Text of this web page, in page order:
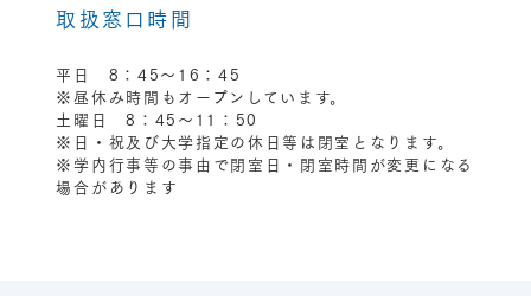
取扱窓口時間
平日 8：45〜16：45
※昼休み時間もオープンしています。
土曜日 8：45〜11：50
※日・祝及び大学指定の休日等は閉室となります。
※学内行事等の事由で閉室日・閉室時間が変更になる
場合があります